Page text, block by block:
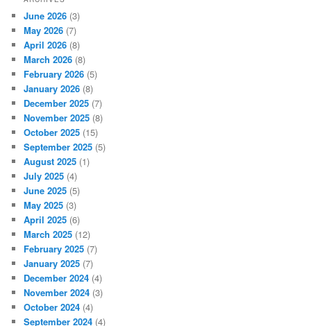
June 2026 (3)
May 2026 (7)
April 2026 (8)
March 2026 (8)
February 2026 (5)
January 2026 (8)
December 2025 (7)
November 2025 (8)
October 2025 (15)
September 2025 (5)
August 2025 (1)
July 2025 (4)
June 2025 (5)
May 2025 (3)
April 2025 (6)
March 2025 (12)
February 2025 (7)
January 2025 (7)
December 2024 (4)
November 2024 (3)
October 2024 (4)
September 2024 (4)